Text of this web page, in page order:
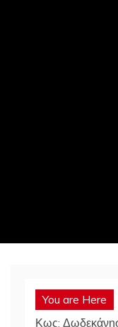
You are Here
Κως: